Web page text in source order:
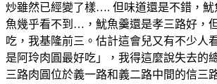
炒雖然已經變了樣…. 但味道還是不錯，魷
魚幾乎看不到…，魷魚羹還是孝三路好，
吃，我基隆前三。估計這會兒又有不少人
是阿玲肉圓最好吃」，我得這麼說失去的
三路肉圓位於義一路和義二路中間的信三